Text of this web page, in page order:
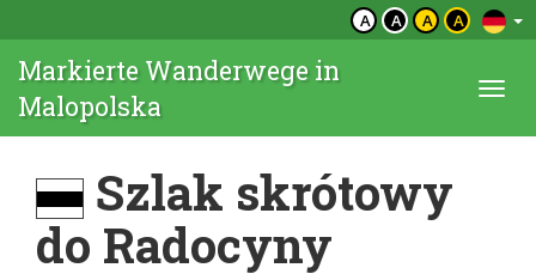
A A A A
Markierte Wanderwege in
Malopolska
Szlak skrótowy
do Radocyny